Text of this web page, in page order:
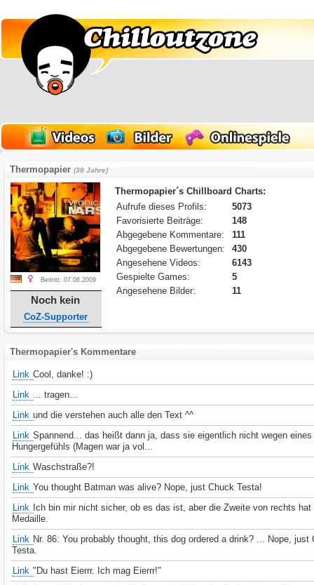
Thermopapier(38 Jahre)
Beitritt: 07.06.2009
Noch kein
CoZ-Supporter
Thermopapier´s Chillboard Charts:
Aufrufe dieses Profils:
5073
Favorisierte Beiträge:
148
Abgegebene Kommentare:
111
Abgegebene Bewertungen:
430
Angesehene Videos:
6143
Gespielte Games:
5
Angesehene Bilder:
11
Thermopapier's Kommentare
Link Cool, danke! :)
Link ... tragen...
Link und die verstehen auch alle den Text ^^
Link Spannend... das heißt dann ja, dass sie eigentlich nicht wegen eines
Hungergefühls (Magen war ja vol...
Link Waschstraße?!
Link You thought Batman was alive? Nope, just Chuck Testa!
Link Ich bin mir nicht sicher, ob es das ist, aber die Zweite von rechts hat
Medaille.
Link Nr. 86: You probably thought, this dog ordered a drink? ... Nope, just
Testa.
Link "Du hast Eierrr. Ich mag Eierrr!"